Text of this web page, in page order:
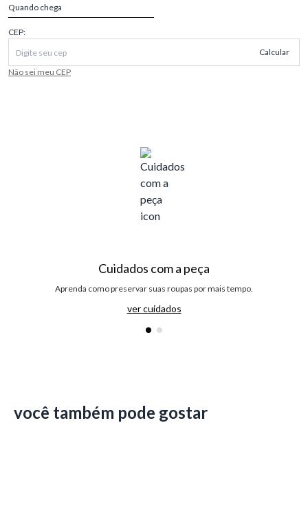
Quando chega
CEP:
Calcular
Não sei meu CEP
Cuidados com a peça
Aprenda como preservar suas roupas por mais tempo.
ver cuidados
você também pode gostar